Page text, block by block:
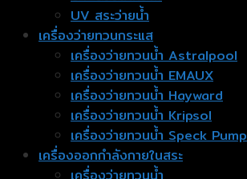
UV สระว่ายน้ำ
เครื่องว่ายทวนกระแส
เครื่องว่ายทวนน้ำ Astralpool
เครื่องว่ายทวนน้ำ EMAUX
เครื่องว่ายทวนน้ำ Hayward
เครื่องว่ายทวนน้ำ Kripsol
เครื่องว่ายทวนน้ำ Speck Pump
เครื่องออกกำลังกายในสระ